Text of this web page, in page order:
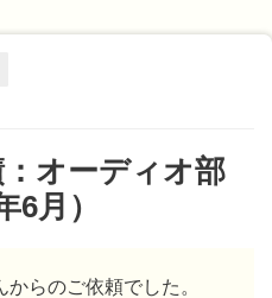
オーディオ部
6月）
らのご依頼でした。